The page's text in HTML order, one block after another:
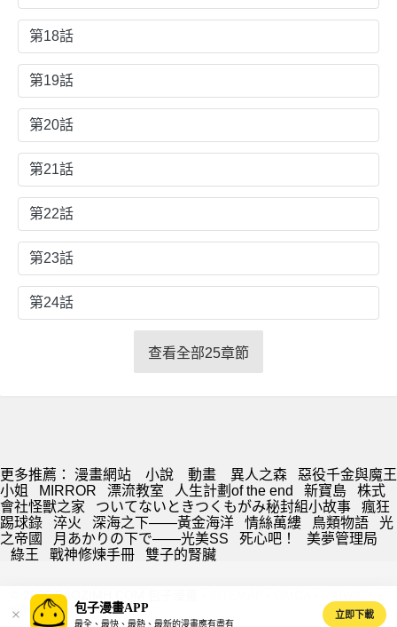
第18話
第19話
第20話
第21話
第22話
第23話
第24話
查看全部25章節
更多推薦： 漫畫網站 小說 動畫 異人之森
惡役千金與魔王
小姐
MIRROR 漂流教室 人生計劃of the end 新寶島
株式
會社怪獸之家
ついてないときつくもがみ秘封組小故事
瘋狂
踢球錄
淬火 深海之下——黃金海洋 情絲萬縷 鳥類物語
光
之帝國
月あかりの下で——光美SS 死心吧！
美夢管理局
綠王
戰神修煉手冊 雙子的腎臟
包子漫畫APP
最全、最快、最熱、最新的漫畫應有盡有
立即下載
© 2026 BAOZIMH.COM 包子漫畫 ·
s@baozimh.com